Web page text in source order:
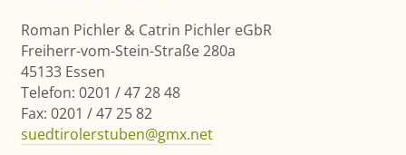
Roman Pichler & Catrin Pichler eGbR
Freiherr-vom-Stein-Straße 280a
45133 Essen
Telefon: 0201 / 47 28 48
Fax: 0201 / 47 25 82
suedtirolerstuben@gmx.net